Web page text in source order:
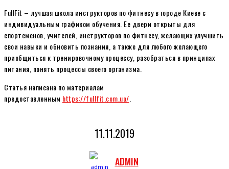
FullFit – лучшая школа инструкторов по фитнесу в городе Киеве с
индивидуальным графиком обучения. Ее двери открыты для
спортсменов, учителей, инструкторов по фитнесу, желающих улучшить
свои навыки и обновить познания, а также для любого желающего
приобщиться к тренировочному процессу, разобраться в принципах
питания, понять процессы своего организма.
Статья написана по материалам
предоставленным https://fullfit.com.ua/
11.11.2019
ADMIN